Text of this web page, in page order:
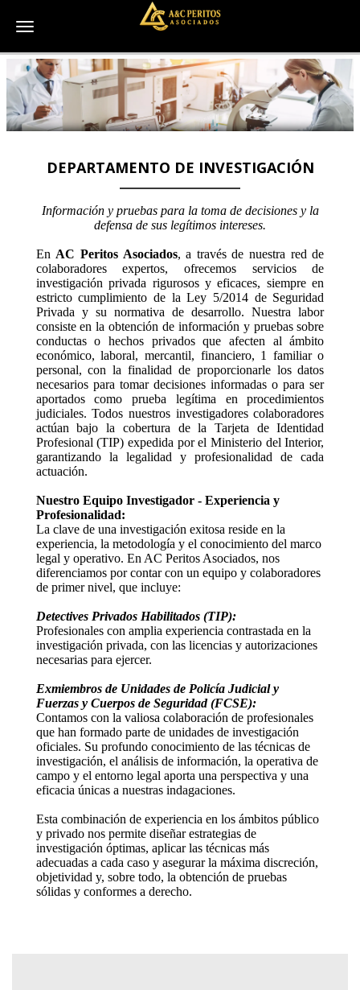
Toggle navigation
DEPARTAMENTO DE INVESTIGACIÓN
Información y pruebas para la toma de decisiones y la
defensa de sus legítimos intereses.
En AC Peritos Asociados, a través de nuestra red de
colaboradores expertos, ofrecemos servicios de
investigación privada rigurosos y eficaces, siempre en
estricto cumplimiento de la Ley 5/2014 de Seguridad
Privada y su normativa de desarrollo. Nuestra labor
consiste en la obtención de información y pruebas sobre
conductas o hechos privados que afecten al ámbito
económico, laboral, mercantil, financiero, 1 familiar o
personal, con la finalidad de proporcionarle los datos
necesarios para tomar decisiones informadas o para ser
aportados como prueba legítima en procedimientos
judiciales. Todos nuestros investigadores colaboradores
actúan bajo la cobertura de la Tarjeta de Identidad
Profesional (TIP) expedida por el Ministerio del Interior,
garantizando la legalidad y profesionalidad de cada
actuación.
Nuestro Equipo Investigador - Experiencia y
Profesionalidad:
La clave de una investigación exitosa reside en la
experiencia, la metodología y el conocimiento del marco
legal y operativo. En AC Peritos Asociados, nos
diferenciamos por contar con un equipo y colaboradores
de primer nivel, que incluye:
Detectives Privados Habilitados (TIP):
Profesionales con amplia experiencia contrastada en la
investigación privada, con las licencias y autorizaciones
necesarias para ejercer.
Exmiembros de Unidades de Policía Judicial y
Fuerzas y Cuerpos de Seguridad (FCSE):
Contamos con la valiosa colaboración de profesionales
que han formado parte de unidades de investigación
oficiales. Su profundo conocimiento de las técnicas de
investigación, el análisis de información, la operativa de
campo y el entorno legal aporta una perspectiva y una
eficacia únicas a nuestras indagaciones.
Esta combinación de experiencia en los ámbitos público
y privado nos permite diseñar estrategias de
investigación óptimas, aplicar las técnicas más
adecuadas a cada caso y asegurar la máxima discreción,
objetividad y, sobre todo, la obtención de pruebas
sólidas y conformes a derecho.